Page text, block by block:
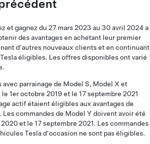
et gagnez du 27 mars 2023 au 30 avril 2024 a
des avantages en achetant leur premier
d'autres nouveaux clients et en continuant
éligibles. Les offres disponibles ont varié
avec parrainage de Model S, Model X et
1er octobre 2019 et le 17 septembre 2021
actif étaient éligibles aux avantages de
Les commandes de Model Y doivent avoir été
et le 17 septembre 2021. Les commandes
Tesla d'occasion ne sont pas éligibles.